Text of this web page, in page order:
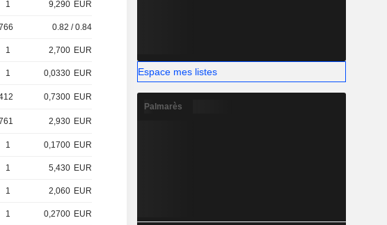
1 9,290 EUR
0.82 / 0.84
1 2,700 EUR
1 0,0330 EUR
0,7300 EUR
2,930 EUR
1 0,1700 EUR
1 5,430 EUR
1 2,060 EUR
1 0,2700 EUR
Espace mes listes
Palmarès